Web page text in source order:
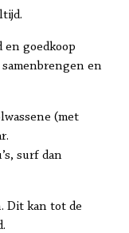
en goedkoop
en
(met
surf dan
Dit kan tot de